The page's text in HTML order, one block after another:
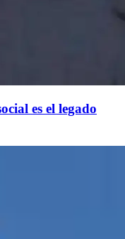
es el legado